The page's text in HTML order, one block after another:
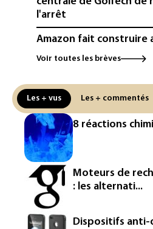
l'arrêt
Amazon fait construire
immense centrale à gaz
L'UE demande à Meta et
renforcer la surveillance
vérification des faits
Ceuta
L'Europe se prépare à
production d'électricité
solaire
La métropole de Rouen
contre BASF pour
Voir toutes les brèves
Les + vus Les + commentés
8 réactions
Moteurs de
: les alternati...
Dispositifs anti-